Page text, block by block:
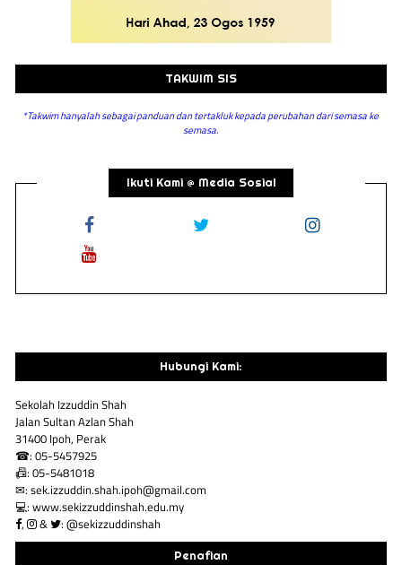
TAKWIM SIS
*Takwim hanyalah sebagai panduan dan tertakluk kepada perubahan dari semasa ke
semasa.
Ikuti Kami @ Media Sosial
Hubungi Kami:
Sekolah Izzuddin Shah
Jalan Sultan Azlan Shah
31400 Ipoh, Perak
☎: 05-5457925
📠: 05-5481018
✉: sek.izzuddin.shah.ipoh@gmail.com
💻: www.sekizzuddinshah.edu.my
,
& : @sekizzuddinshah
Penafian